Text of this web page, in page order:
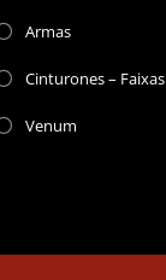
Armas
Cinturones – Faixas
Venum